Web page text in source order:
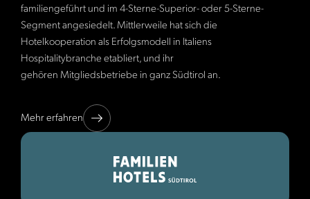
familiengeführt und im 4-Sterne-Superior- oder 5-Sterne-
Segment angesiedelt. Mittlerweile hat sich die
Hotelkooperation als Erfolgsmodell in Italiens
Hospitalitybranche etabliert, und ihr
gehören Mitgliedsbetriebe in ganz Südtirol an.
Mehr erfahren